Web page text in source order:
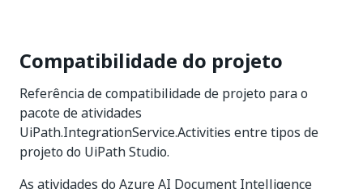
Compatibilidade do projeto
Referência de compatibilidade de projeto para o
pacote de atividades
UiPath.IntegrationService.Activities entre tipos de
projeto do UiPath Studio.
As atividades do Azure AI Document Intelligence